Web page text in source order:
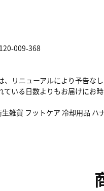
009-368
リニューアルにより予告な
いる日数よりもお届けにお時
雑貨 フットケア 冷却用品 ハ